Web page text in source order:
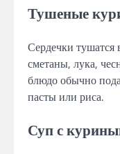
Тушеные
Сердечки тушатся
сметаны, лука,
блюдо обычно
пасты или риса.
Суп с